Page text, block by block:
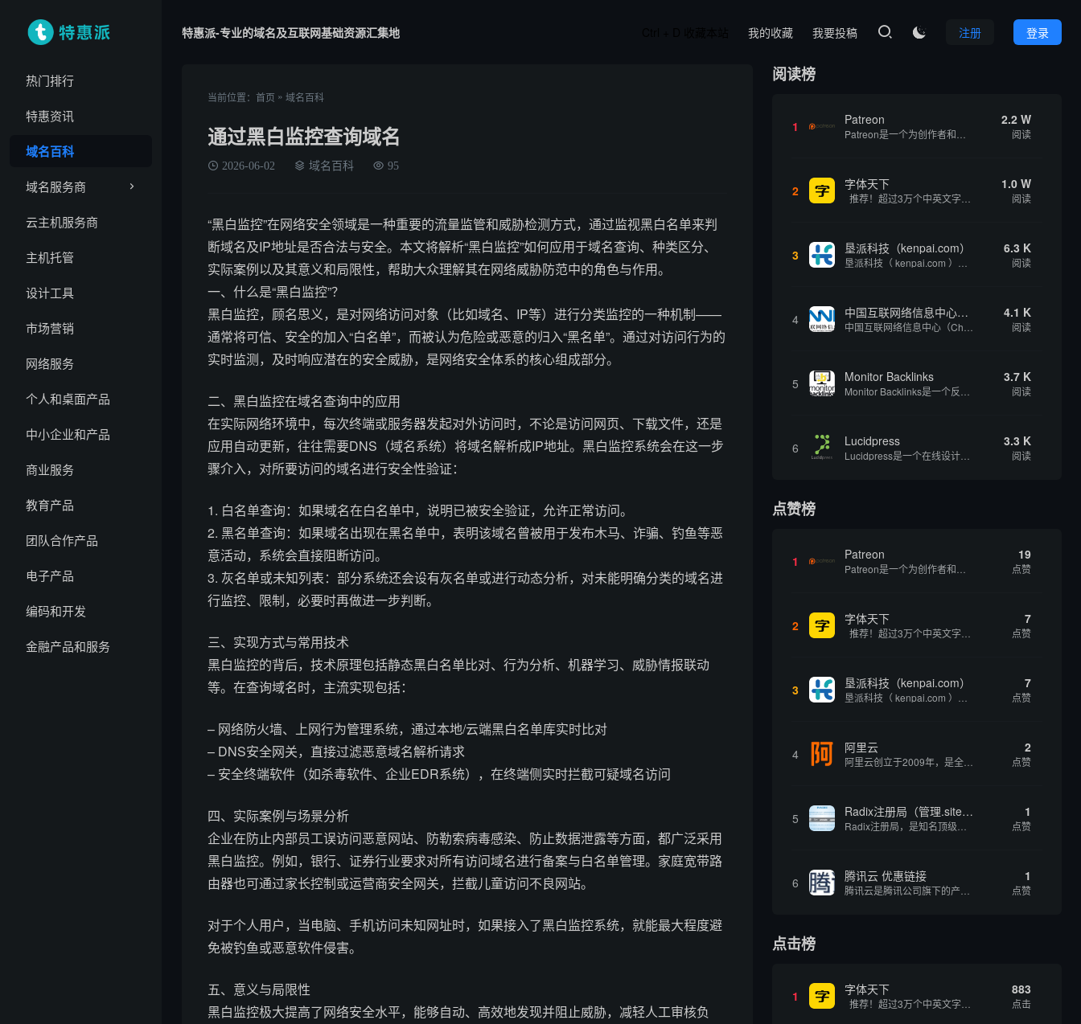
热门排行
特惠资讯
域名百科
域名服务商
云主机服务商
主机托管
设计工具
市场营销
网络服务
个人和桌面产品
中小企业和产品
商业服务
教育产品
团队合作产品
电子产品
编码和开发
金融产品和服务
特惠派-专业的域名及互联网基础资源汇集地 登录
注册

我的收藏 我要投稿
当前位置： 首页 » 域名百科
通过黑白监控查询域名
2026-06-02 域名百科 95
“黑白监控”在网络安全领域是一种重要的流量监管和威胁检测方式，通过监视黑白名单来判
断域名及IP地址是否合法与安全。本文将解析“黑白监控”如何应用于域名查询、种类区分、
实际案例以及其意义和局限性，帮助大众理解其在网络威胁防范中的角色与作用。
一、什么是“黑白监控”？
黑白监控，顾名思义，是对网络访问对象（比如域名、IP等）进行分类监控的一种机制——
通常将可信、安全的加入“白名单”，而被认为危险或恶意的归入“黑名单”。通过对访问行为的
实时监测，及时响应潜在的安全威胁，是网络安全体系的核心组成部分。
二、黑白监控在域名查询中的应用
在实际网络环境中，每次终端或服务器发起对外访问时，不论是访问网页、下载文件，还是
应用自动更新，往往需要DNS（域名系统）将域名解析成IP地址。黑白监控系统会在这一步
骤介入，对所要访问的域名进行安全性验证：
1. 白名单查询：如果域名在白名单中，说明已被安全验证，允许正常访问。
2. 黑名单查询：如果域名出现在黑名单中，表明该域名曾被用于发布木马、诈骗、钓鱼等恶
意活动，系统会直接阻断访问。
3. 灰名单或未知列表：部分系统还会设有灰名单或进行动态分析，对未能明确分类的域名进
行监控、限制，必要时再做进一步判断。
三、实现方式与常用技术
黑白监控的背后，技术原理包括静态黑白名单比对、行为分析、机器学习、威胁情报联动
等。在查询域名时，主流实现包括：
– 网络防火墙、上网行为管理系统，通过本地/云端黑白名单库实时比对
– DNS安全网关，直接过滤恶意域名解析请求
– 安全终端软件（如杀毒软件、企业EDR系统），在终端侧实时拦截可疑域名访问
四、实际案例与场景分析
企业在防止内部员工误访问恶意网站、防勒索病毒感染、防止数据泄露等方面，都广泛采用
黑白监控。例如，银行、证券行业要求对所有访问域名进行备案与白名单管理。家庭宽带路
由器也可通过家长控制或运营商安全网关，拦截儿童访问不良网站。
对于个人用户，当电脑、手机访问未知网址时，如果接入了黑白监控系统，就能最大程度避
免被钓鱼或恶意软件侵害。
五、意义与局限性
黑白监控极大提高了网络安全水平，能够自动、高效地发现并阻止威胁，减轻人工审核负
阅读榜
1 Patreon 2.2 W
阅读
2 字体天下 1.0 W
阅读
3 垦派科技（kenpai.com） 6.3 K
阅读
4 中国互联网络信息中心（CNNIC） 4.1 K
阅读
5 Monitor Backlinks 3.7 K
阅读
6 Lucidpress 3.3 K
阅读
点赞榜
1 Patreon 19
点赞
2 字体天下 7
点赞
3 垦派科技（kenpai.com） 7
点赞
4 阿里云 2
点赞
5 Radix注册局（管理.site、.online等顶级域名） 1
点赞
6 腾讯云 优惠链接 1
点赞
点击榜
1 字体天下 883
点击